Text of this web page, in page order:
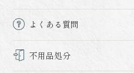
よくある質問
不用品処分